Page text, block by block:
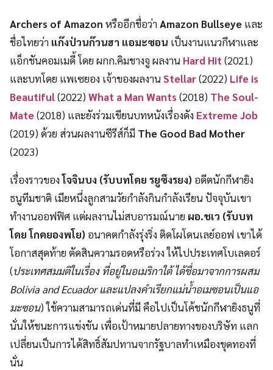
Archers of Amazon หรืออีกชื่อว่าAmazon Bullseye และ
ชื่อไทยว่า แก๊งป่วนก๊วนฮา แอมะซอน เป็นงานแนวกีฬาและ
แอ็กชันคอมเมดี้ โดย ผกก.คิมชางจู ผลงาน Hard Hit (2021)
และบทโดย แพเซยอง เจ้าของผลงานStellar(2022) Life is
Beautiful(2022) What a Man Wants (2018) The Soul-
Mate(2018) และยังร่วมเขียนบทหนังเรื่องดัง Extreme Job
(2019) ด้วย ส่วนผลงานซีรีส์ก็มี The Good Bad Mother
(2023)
เรื่องราวของโจจินบง (รับบทโดย รยูซึงรยง) อดีตนักกีฬายิง
ธนูทีมชาติ เมียหนึ่งลูกสามวัยกำลังกินกำลังเรียน ปัจจุบันเขา
ทำงานออฟฟิศ แต่ผลงานไม่สบอารมณ์นาย ผอ.ชเว (รับบท
โดย โกคยองพโย) อนาคตกำลังรุ่งริ่ง ติดโผโดนเลย์ออฟ เขาได้
โอกาสสุดท้าย ตัดสินความรอดหรือร่วง ให้ไปประเทศโบเลดอร์
(ประเทศสมมติในเรื่อง ที่อยู่ในอเมริกาใต้ ได้ชื่อมาจากการผสม
Bolivia and Ecuador และแปลงคำเรียกแม่น้ำอเมซอนเป็นแอ
มะซอน) ใช้ความสามารถเด่นที่มี คือไปเป็นโค้ชนักกีฬายิงธนูที่
นั่นให้ชนะการแข่งขัน เพื่อเป้าหมายปลายทางของบริษัท แลก
เปลี่ยนเป็นการได้สิทธิ์สัมปทานจากรัฐบาลทำเหมืองขุดทองที่
นั่น